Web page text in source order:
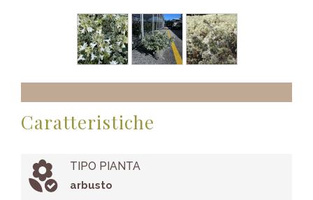
Caratteristiche
TIPO PIANTA
arbusto